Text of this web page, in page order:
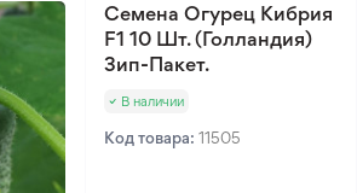
Семена Огурец Кибрия
F1 10 Шт. (Голландия)
Зип-Пакет.
В наличии
Код товара: 11505